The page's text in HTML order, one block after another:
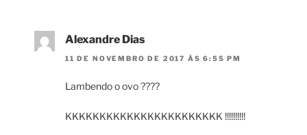
Alexandre Dias
11 DE NOVEMBRO DE 2017 ÀS 6:55 PM
Lambendo o ovo ????
KKKKKKKKKKKKKKKKKKKKKKK !!!!!!!!!!